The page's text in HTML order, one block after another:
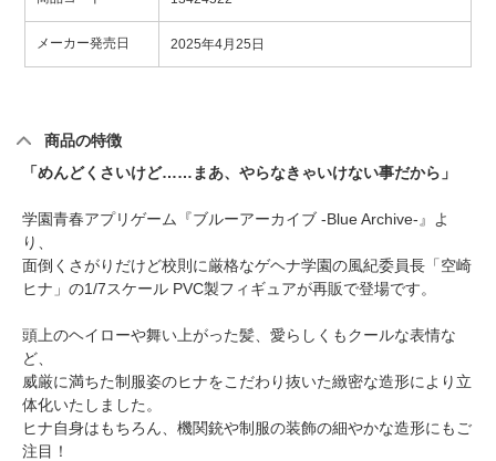
メーカー発売日 2025年4月25日
商品の特徴
「めんどくさいけど……まあ、やらなきゃいけない事だから」
学園青春アプリゲーム『ブルーアーカイブ -Blue Archive-』よ
り、
面倒くさがりだけど校則に厳格なゲヘナ学園の風紀委員長「空崎
ヒナ」の1/7スケール PVC製フィギュアが再販で登場です。
頭上のヘイローや舞い上がった髪、愛らしくもクールな表情な
ど、
威厳に満ちた制服姿のヒナをこだわり抜いた緻密な造形により立
体化いたしました。
ヒナ自身はもちろん、機関銃や制服の装飾の細やかな造形にもご
注目！